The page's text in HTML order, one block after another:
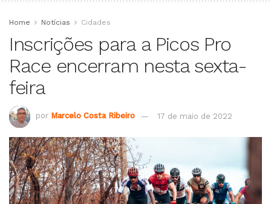
Home Notícias Cidades
Inscrições para a Picos Pro
Race encerram nesta sexta-
feira
por Marcelo Costa Ribeiro 17 de maio de 2022